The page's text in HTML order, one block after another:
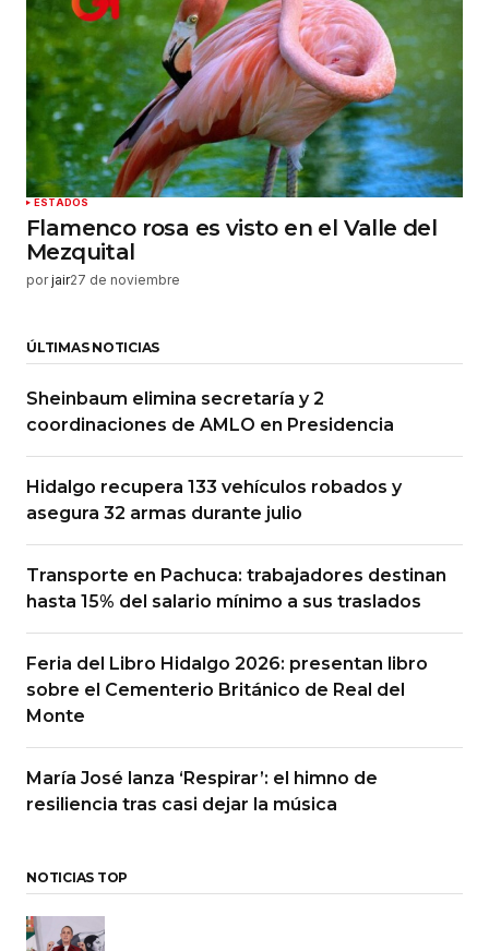
ESTADOS
Flamenco rosa es visto en el Valle del
Mezquital
por jair27 de noviembre
ÚLTIMAS NOTICIAS
Sheinbaum elimina secretaría y 2
coordinaciones de AMLO en Presidencia
Hidalgo recupera 133 vehículos robados y
asegura 32 armas durante julio
Transporte en Pachuca: trabajadores destinan
hasta 15% del salario mínimo a sus traslados
Feria del Libro Hidalgo 2026: presentan libro
sobre el Cementerio Británico de Real del
Monte
María José lanza ‘Respirar’: el himno de
resiliencia tras casi dejar la música
NOTICIAS TOP